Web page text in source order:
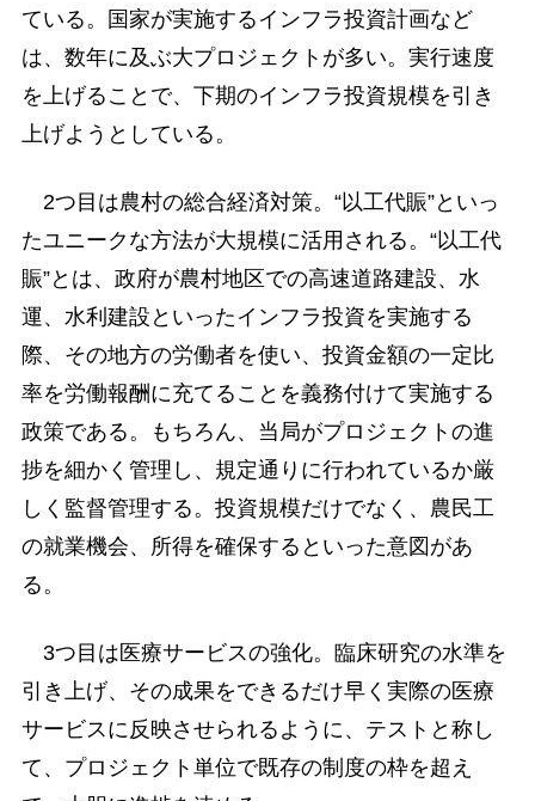
ている。国家が実施するインフラ投資計画など
は、数年に及ぶ大プロジェクトが多い。実行速度
を上げることで、下期のインフラ投資規模を引き
上げようとしている。
2つ目は農村の総合経済対策。“以工代賑”といっ
たユニークな方法が大規模に活用される。“以工代
賑”とは、政府が農村地区での高速道路建設、水
運、水利建設といったインフラ投資を実施する
際、その地方の労働者を使い、投資金額の一定比
率を労働報酬に充てることを義務付けて実施する
政策である。もちろん、当局がプロジェクトの進
捗を細かく管理し、規定通りに行われているか厳
しく監督管理する。投資規模だけでなく、農民工
の就業機会、所得を確保するといった意図があ
る。
3つ目は医療サービスの強化。臨床研究の水準を
引き上げ、その成果をできるだけ早く実際の医療
サービスに反映させられるように、テストと称し
て、プロジェクト単位で既存の制度の枠を超え